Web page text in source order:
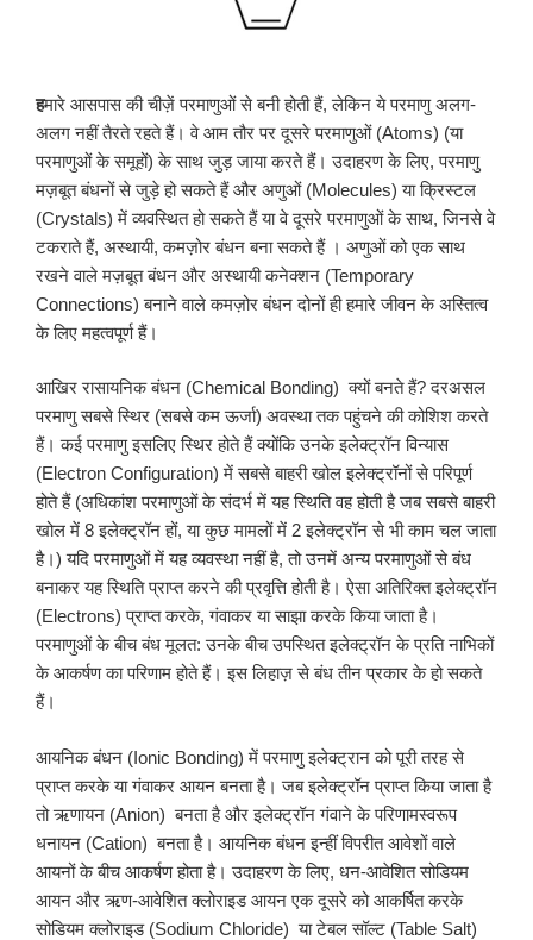
हमारे आसपास की चीज़ें परमाणुओं से बनी होती हैं, लेकिन ये परमाणु अलग-
अलग नहीं तैरते रहते हैं। वे आम तौर पर दूसरे परमाणुओं (Atoms) (या
परमाणुओं के समूहों) के साथ जुड़ जाया करते हैं। उदाहरण के लिए, परमाणु
मज़बूत बंधनों से जुड़े हो सकते हैं और अणुओं (Molecules) या क्रिस्टल
(Crystals) में व्यवस्थित हो सकते हैं या वे दूसरे परमाणुओं के साथ, जिनसे वे
टकराते हैं, अस्थायी, कमज़ोर बंधन बना सकते हैं । अणुओं को एक साथ
रखने वाले मज़बूत बंधन और अस्थायी कनेक्शन (Temporary
Connections) बनाने वाले कमज़ोर बंधन दोनों ही हमारे जीवन के अस्तित्व
के लिए महत्वपूर्ण हैं।
आखिर रासायनिक बंधन (Chemical Bonding) क्यों बनते हैं? दरअसल
परमाणु सबसे स्थिर (सबसे कम ऊर्जा) अवस्था तक पहुंचने की कोशिश करते
हैं। कई परमाणु इसलिए स्थिर होते हैं क्योंकि उनके इलेक्ट्रॉन विन्यास
(Electron Configuration) में सबसे बाहरी खोल इलेक्ट्रॉनों से परिपूर्ण
होते हैं (अधिकांश परमाणुओं के संदर्भ में यह स्थिति वह होती है जब सबसे बाहरी
खोल में 8 इलेक्ट्रॉन हों, या कुछ मामलों में 2 इलेक्ट्रॉन से भी काम चल जाता
है।) यदि परमाणुओं में यह व्यवस्था नहीं है, तो उनमें अन्य परमाणुओं से बंध
बनाकर यह स्थिति प्राप्त करने की प्रवृत्ति होती है। ऐसा अतिरिक्त इलेक्ट्रॉन
(Electrons) प्राप्त करके, गंवाकर या साझा करके किया जाता है।
परमाणुओं के बीच बंध मूलत: उनके बीच उपस्थित इलेक्ट्रॉन के प्रति नाभिकों
के आकर्षण का परिणाम होते हैं। इस लिहाज़ से बंध तीन प्रकार के हो सकते
हैं।
आयनिक बंधन (Ionic Bonding) में परमाणु इलेक्ट्रान को पूरी तरह से
प्राप्त करके या गंवाकर आयन बनता है। जब इलेक्ट्रॉन प्राप्त किया जाता है
तो ऋणायन (Anion) बनता है और इलेक्ट्रॉन गंवाने के परिणामस्वरूप
धनायन (Cation) बनता है। आयनिक बंधन इन्हीं विपरीत आवेशों वाले
आयनों के बीच आकर्षण होता है। उदाहरण के लिए, धन-आवेशित सोडियम
आयन और ऋण-आवेशित क्लोराइड आयन एक दूसरे को आकर्षित करके
सोडियम क्लोराइड (Sodium Chloride) या टेबल सॉल्ट (Table Salt)